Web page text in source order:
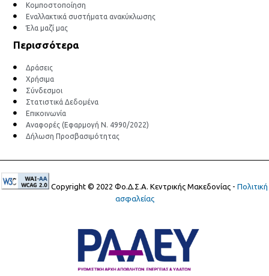
Κομποστοποίηση
Εναλλακτικά συστήματα ανακύκλωσης
Έλα μαζί μας
Περισσότερα
Δράσεις
Χρήσιμα
Σύνδεσμοι
Στατιστικά Δεδομένα
Επικοινωνία
Αναφορές (Εφαρμογή Ν. 4990/2022)
Δήλωση Προσβασιμότητας
Copyright © 2022 Φο.Δ.Σ.Α. Κεντρικής Μακεδονίας - Πολιτική
ασφαλείας